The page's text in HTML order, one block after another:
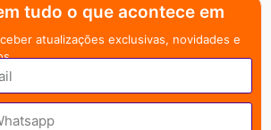
tudo o que acontece em
atualizações exclusivas, novidades e